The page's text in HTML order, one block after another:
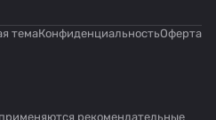
темаКонфиденциальностьОферта
рекомендательные